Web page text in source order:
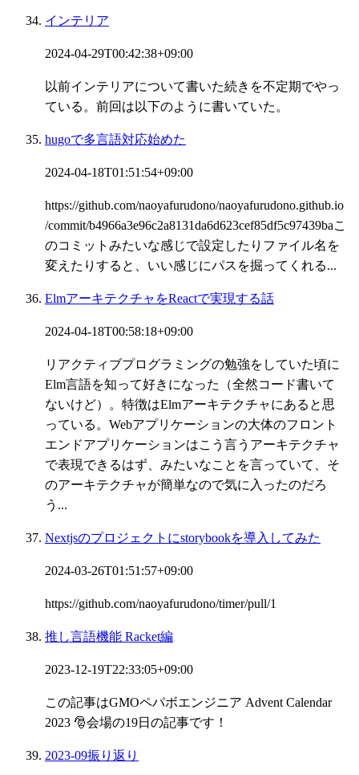
インテリア
2024-04-29T00:42:38+09:00
以前インテリアについて書いた続きを不定期でやっ
ている。前回は以下のように書いていた。
hugoで多言語対応始めた
2024-04-18T01:51:54+09:00
https://github.com/naoyafurudono/naoyafurudono.github.io
/commit/b4966a3e96c2a8131da6d623cef85df5c97439baこ
のコミットみたいな感じで設定したりファイル名を
変えたりすると、いい感じにパスを掘ってくれる...
ElmアーキテクチャをReactで実現する話
2024-04-18T00:58:18+09:00
リアクティブプログラミングの勉強をしていた頃に
Elm言語を知って好きになった（全然コード書いて
ないけど）。特徴はElmアーキテクチャにあると思
っている。Webアプリケーションの大体のフロント
エンドアプリケーションはこう言うアーキテクチャ
で表現できるはず、みたいなことを言っていて、そ
のアーキテクチャが簡単なので気に入ったのだろ
う...
Nextjsのプロジェクトにstorybookを導入してみた
2024-03-26T01:51:57+09:00
https://github.com/naoyafurudono/timer/pull/1
推し言語機能 Racket編
2023-12-19T22:33:05+09:00
この記事はGMOペパボエンジニア Advent Calendar
2023 🎅会場の19日の記事です！
2023-09振り返り